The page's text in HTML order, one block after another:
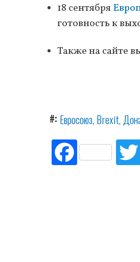
18 сентября
готовность к
Также на сайте
# Евросоюз Brexit
Fac
ebo